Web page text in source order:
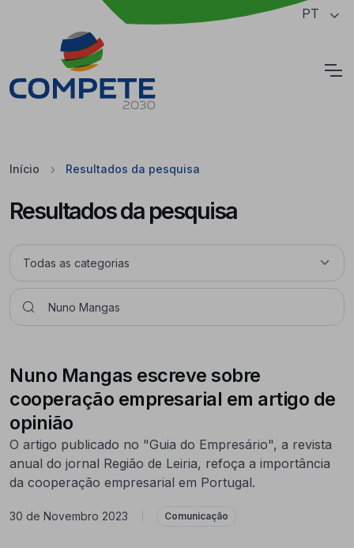
Saltar para o conteúdo principal da página PT
Início Resultados da pesquisa
Resultados da pesquisa
Nuno Mangas escreve sobre
cooperação empresarial em artigo de
opinião
O artigo publicado no "Guia do Empresário", a revista
anual do jornal Região de Leiria, refoça a importância
da cooperação empresarial em Portugal.
30 de Novembro 2023 Comunicação